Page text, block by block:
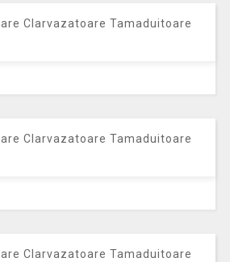
Clarvazatoare Tamaduitoare
Clarvazatoare Tamaduitoare
Clarvazatoare Tamaduitoare